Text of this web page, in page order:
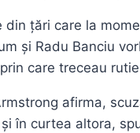
țări care la
și Radu Banciu
care treceau
afirma,
în curtea altora,